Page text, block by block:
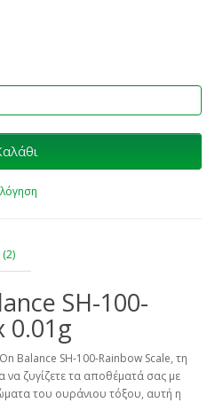
(2)
SH-100-
0.01g
Balance SH-100-Rainbow Scale, τη
ζυγίζετε τα αποθέματά σας με
του ουράνιου τόξου, αυτή η